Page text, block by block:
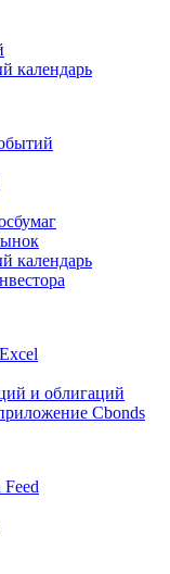
календарь
календарь
и облигаций
Cbonds